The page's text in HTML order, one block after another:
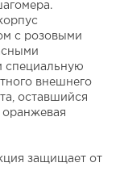
с розовыми
специальную
внешнего
оставшийся
защищает от